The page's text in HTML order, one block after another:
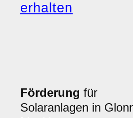
erhalten
Förderung für
Solaranlagen in